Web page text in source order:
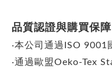
品質認證與購買保障
‧本公司通過ISO 9001
‧通過歐盟Oeko-Tex